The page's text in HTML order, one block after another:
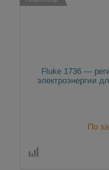
Fluke 1736 —
электроэнергии
По